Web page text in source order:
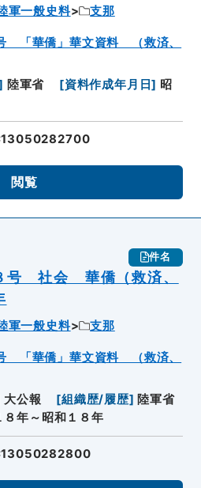
軍一般史料
支那
「華僑」華文資料 （救済、
陸軍省 [資料作成年月日] 昭
閲覧
件名
号 社会 華僑（救済、
軍一般史料
支那
「華僑」華文資料 （救済、
大公報 [組織歴/履歴] 陸軍省
８年～昭和１８年